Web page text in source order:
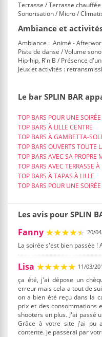
Terrasse / Terrasse
Sonorisation / Micro /
Ambiance et
Ambiance : Animé -
Piste de danse / Volume
Hip-hip, R'n B / Présence d'un
Jeux et activités :
Le bar SPLIN BAR
TOP BARS POUR UNE
TOP BARS À LILLE CENTRE
TOP BARS À GAMBETTA-
TOP BARS OUVERTS TOUTE
TOP BARS AVEC SA PROPRE
TOP BARS AVEC TERRASSE À
TOP BARS À TAPAS À LILLE
TOP BARS POUR UNE
Les avis pour SPLIN
Fanny 20/
La soirée s'est bien passée !
Lisa 11/03/
ça été, j'ai dépose un
erreur mais cela a tout de
on a bien été reçu dans la
prix et des consommations
shooters en plus. J'ai passé
Grâce à votre site j'ai pu
contente. Je passerai par